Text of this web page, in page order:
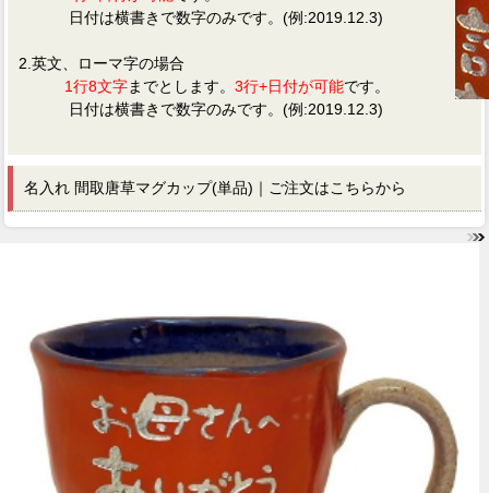
日付は横書きで数字のみです。(例:2019.12.3)
2.英文、ローマ字の場合
1行8文字までとします。 3行+日付が可能です。
日付は横書きで数字のみです。(例:2019.12.3)
名入れ 間取唐草マグカップ(単品)｜ご注文はこちらから